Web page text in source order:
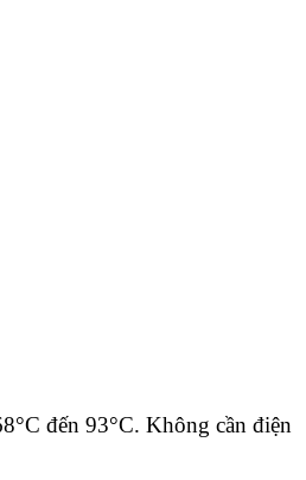
đến 93°C. Không cần điện